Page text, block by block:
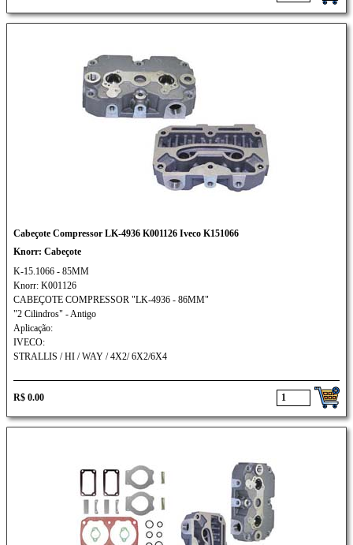
Cabeçote Compressor LK-4936 K001126 Iveco K151066
Knorr: Cabeçote
K-15.1066 - 85MM
Knorr: K001126
CABEÇOTE COMPRESSOR "LK-4936 - 86MM"
"2 Cilindros" - Antigo
Aplicação:
IVECO:
STRALLIS / HI / WAY / 4X2/ 6X2/6X4
R$ 0.00